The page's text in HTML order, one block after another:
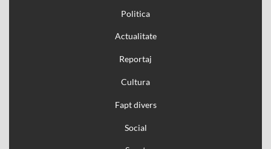
Politica
Actualitate
Reportaj
Cultura
Fapt divers
Social